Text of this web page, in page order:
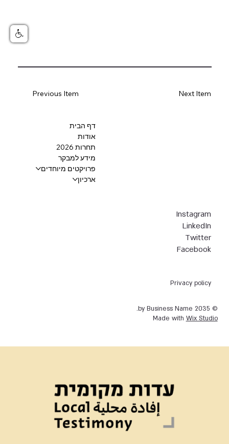
Next Item
Previous Item
Privacy policy
© 2035 by Business Name.
Made with Wix Studio
Instagram
LinkedIn
Twitter
Facebook
דף הבית
אודות
תחרות 2026
מידע למבקר
פרויקטים מיוחדים
ארכיון